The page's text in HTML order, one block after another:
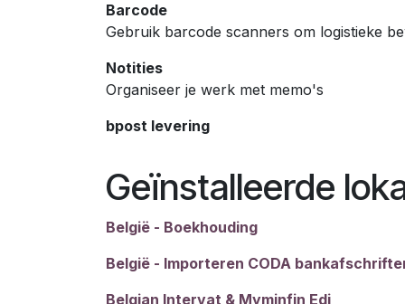
Barcode
Gebruik barcode scanners om logistieke
Notities
Organiseer je werk met memo's
bpost levering
Geïnstalleerde
België - Boekhouding
België - Importeren CODA
Belgian Intervat & Myminfin Edi